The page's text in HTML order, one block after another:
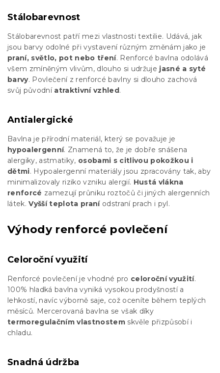
Stálobarevnost
Stálobarevnost patří mezi vlastnosti textilie. Udává, jak
jsou barvy odolné při vystavení různým změnám jako je
praní, světlo, pot nebo tření. Renforcé bavlna odolává
všem zmíněným vlivům, dlouho si udržuje jasné a syté
barvy. Povlečení z renforcé bavlny si dlouho zachová
svůj původní atraktivní vzhled.
Antialergické
Bavlna je přírodní materiál, který se považuje je
hypoalergenní. Znamená to, že je dobře snášena
alergiky, astmatiky, osobami s citlivou pokožkou i
dětmi. Hypoalergenní materiály jsou zpracovány tak, aby
minimalizovaly riziko vzniku alergií. Hustá vlákna
renforcé zamezují průniku roztočů či jiných alergenních
látek.Vyšší teplota praníodstraní prach i pyl.
Výhody renforcé povlečení
Celoroční využití
Renforcé povlečení je vhodné pro celoroční využití.
100% hladká bavlna vyniká vysokou prodyšností a
lehkostí, navíc výborně saje, což oceníte během teplých
měsíců. Mercerovaná bavlna se však díky
termoregulačním vlastnostem skvěle přizpůsobí i
chladu.
Snadná údržba